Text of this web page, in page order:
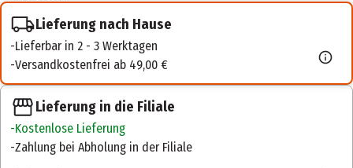
Lieferung nach Hause
Lieferbar in 2 - 3 Werktagen
Versandkostenfrei ab 49,00 €
Lieferung in die Filiale
Kostenlose Lieferung
Zahlung bei Abholung in der Filiale